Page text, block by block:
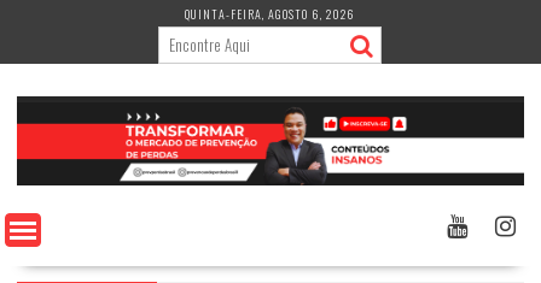
content
QUINTA-FEIRA, AGOSTO 6, 2026